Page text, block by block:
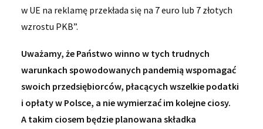
w UE na reklamę przekłada się na 7 euro lub 7 złotych
wzrostu PKB”.
Uważamy, że Państwo winno w tych trudnych
warunkach spowodowanych pandemią wspomagać
swoich przedsiębiorców, płacących wszelkie podatki
i opłaty w Polsce, a nie wymierzać im kolejne ciosy.
A takim ciosem będzie planowana składka